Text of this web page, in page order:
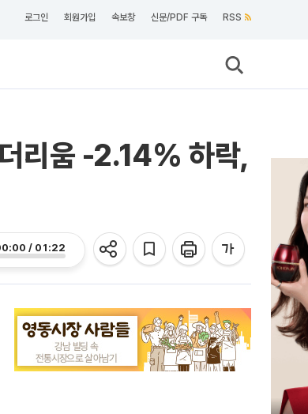
로그인 회원가입 속보창 신문/PDF 구독 RSS
리움 -2.14% 하락,
/ 01:22